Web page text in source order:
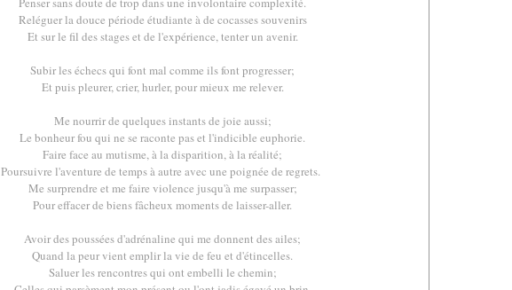
Reléguer la douce période étudiante à de cocasses souvenirs
Et sur le fil des stages et de l'expérience, tenter un avenir.
Subir les échecs qui font mal comme ils font progresser;
Et puis pleurer, crier, hurler, pour mieux me relever.
Me nourrir de quelques instants de joie aussi;
Le bonheur fou qui ne se raconte pas et l'indicible euphorie.
Faire face au mutisme, à la disparition, à la réalité;
Poursuivre l'aventure de temps à autre avec une poignée de regrets.
Me surprendre et me faire violence jusqu'à me surpasser;
Pour effacer de biens fâcheux moments de laisser-aller.
Avoir des poussées d'adrénaline qui me donnent des ailes;
Quand la peur vient emplir la vie de feu et d'étincelles.
Saluer les rencontres qui ont embelli le chemin;